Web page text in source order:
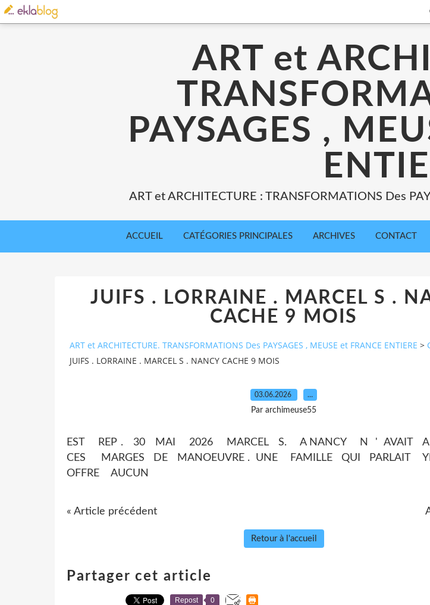
ART et
PAYSAGES ,
ART et ARCHITECTURE : TRANSFORMATIONS Des
ACCUEIL CATÉGORIES PRINCIPALES ARCHIVES CONTACT
JUIFS . LORRAINE . MARCEL S .
CACHE 9 MOIS
ART et ARCHITECTURE. TRANSFORMATIONS Des PAYSAGES , MEUSE et FRANCE ENTIERE >
JUIFS . LORRAINE . MARCEL S . NANCY CACHE 9 MOIS
03.06.2026 …
Par archimeuse55
EST REP . 30 MAI 2026 MARCEL S. A NANCY N ' AVAIT
CES MARGES DE MANOEUVRE . UNE FAMILLE QUI PARLAIT
OFFRE AUCUN
« Article précédent
Retour à l'accueil
Partager cet article
Repost 0